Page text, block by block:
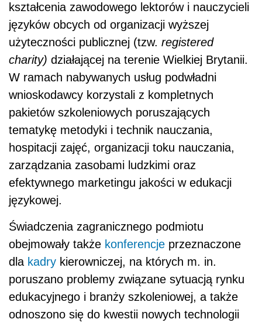
kształcenia zawodowego lektorów i nauczycieli
języków obcych od organizacji wyższej
użyteczności publicznej (tzw. registered
charity) działającej na terenie Wielkiej Brytanii.
W ramach nabywanych usług podwładni
wnioskodawcy korzystali z kompletnych
pakietów szkoleniowych poruszających
tematykę metodyki i technik nauczania,
hospitacji zajęć, organizacji toku nauczania,
zarządzania zasobami ludzkimi oraz
efektywnego marketingu jakości w edukacji
językowej.
Świadczenia zagranicznego podmiotu
obejmowały także konferencje przeznaczone
dla kadry kierowniczej, na których m. in.
poruszano problemy związane sytuacją rynku
edukacyjnego i branży szkoleniowej, a także
odnoszono się do kwestii nowych technologii